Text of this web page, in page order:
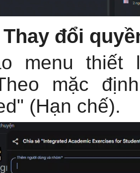
đổi
menu thiết
mặc
(Hạn chế).